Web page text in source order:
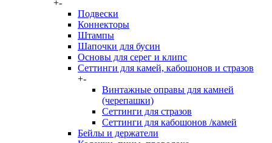
+-
Подвески
Коннекторы
Штампы
Шапочки для бусин
Основы для серег и клипс
Сеттинги для камей, кабошонов и стразов
+-
Винтажные оправы для камней
(черепашки)
Сеттинги для стразов
Сеттинги для кабошонов /камей
Бейлы и держатели